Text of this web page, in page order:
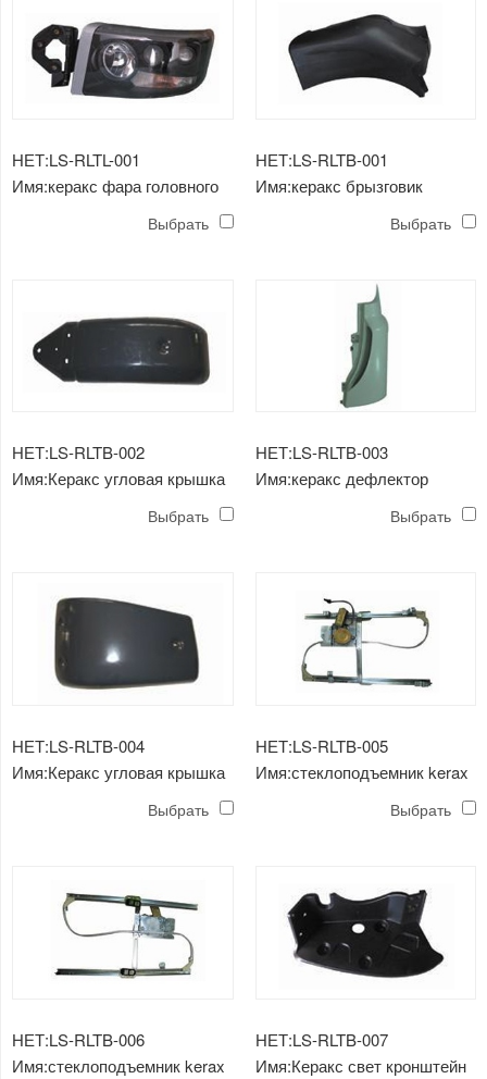
НЕТ:LS-RLTL-001
Имя:керакс фара головного
Выбрать
НЕТ:LS-RLTB-001
Имя:керакс брызговик
Выбрать
НЕТ:LS-RLTB-002
Имя:Керакс угловая крышка
Выбрать
НЕТ:LS-RLTB-003
Имя:керакс дефлектор
Выбрать
НЕТ:LS-RLTB-004
Имя:Керакс угловая крышка
Выбрать
НЕТ:LS-RLTB-005
Имя:стеклоподъемник kerax
Выбрать
НЕТ:LS-RLTB-006
Имя:стеклоподъемник kerax
НЕТ:LS-RLTB-007
Имя:Керакс свет кронштейн